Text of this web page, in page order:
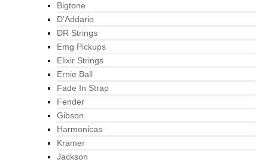
Bigtone
D’Addario
DR Strings
Emg Pickups
Elixir Strings
Ernie Ball
Fade In Strap
Fender
Gibson
Harmonicas
Kramer
Jackson